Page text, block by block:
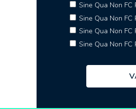
Sine Qua Non FC
Sine Qua Non FC
Sine Qua Non FC
Sine Qua Non FC